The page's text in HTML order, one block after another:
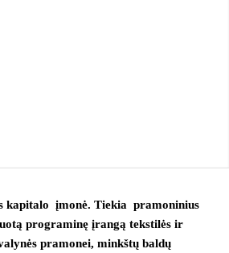
kapitalo įmonė. Tiekia pramoninius
programinę įrangą tekstilės ir
pramonei, minkštų baldų